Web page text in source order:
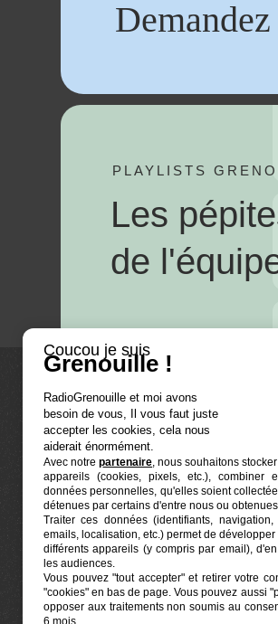
PLAYLISTS
Les
de
Euphonia est le partenaire producteur de
Radio Grenouille, radio associative
marseillaise.
Locaux situés à la Friche Belle de Mai
41, rue Jobin — 13003 Marseille
Coucou je suis
Grenouille !
RadioGrenouille et moi avons
besoin de vous, Il vous faut juste
accepter les cookies, cela nous
aiderait énormément.
Avec notrepartenaire, nous souhaitons
appareils (cookies, pixels, etc.), combiner
données personnelles, qu'elles soient
détenues par certains d'entre nous ou
Traiter ces données (identifiants,
emails, localisation, etc.) permet de
différents appareils (y compris par email),
les audiences.
Vous pouvez "tout accepter" et retirer votre
"cookies" en bas de page. Vous pouvez aussi
opposer aux traitements non soumis au
6 mois.